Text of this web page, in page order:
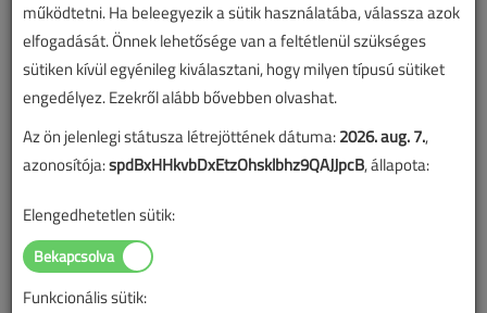
Lapszám:
TARTALOM
Vízellátás
Teljeskörű vízkezelés
2022/6. lapszám
működtetni. Ha beleegyezik a sütik használatába, válassza azok
elfogadását. Önnek lehetősége van a feltétlenül szükséges
sütiken kívül egyénileg kiválasztani, hogy milyen típusú sütiket
engedélyez. Ezekről alább bővebben olvashat.
Az ön jelenlegi státusza létrejöttének dátuma:2026. aug. 7.,
azonosítója:spdBxHHkvbDxEtzOhsklbhz9QAJJpcB, állapota:
Elengedhetetlen sütik:
Funkcionális sütik: